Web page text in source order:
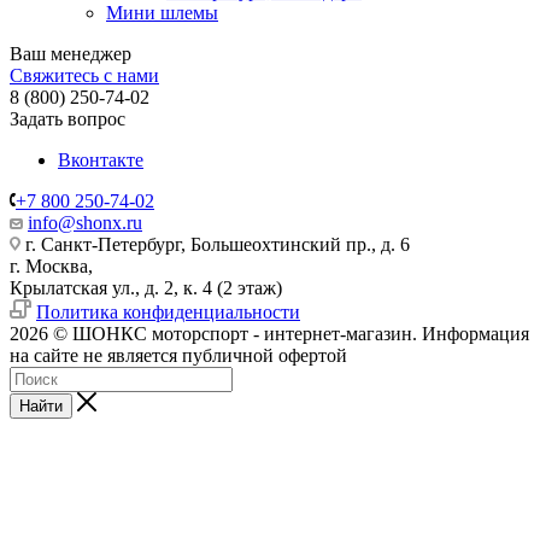
Мини шлемы
Ваш менеджер
Свяжитесь с нами
8 (800) 250-74-02
Задать вопрос
Вконтакте
+7 800 250-74-02
info@shonx.ru
г. Санкт-Петербург, Большеохтинский пр., д. 6
г. Москва,
Крылатская ул., д. 2, к. 4 (2 этаж)
Политика конфиденциальности
2026 © ШОНКС моторспорт - интернет-магазин. Информация
на сайте не является публичной офертой
Найти